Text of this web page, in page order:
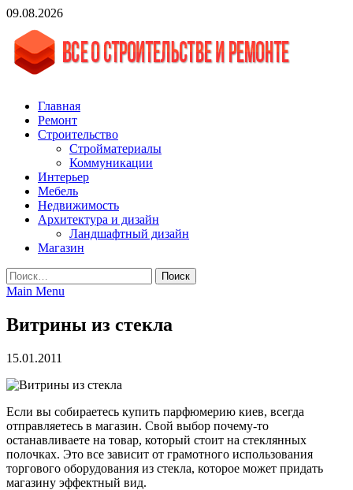
Skip
content
09.08.2026
vgasa.ru
Строительный журнал. Всё о строительстве и ремонтах
Главная
Ремонт
Строительство
Стройматериалы
Коммуникации
Интерьер
Мебель
Недвижимость
Архитектура и дизайн
Ландшафтный дизайн
Магазин
Найти:
Main Menu
Витрины из стекла
15.01.2011
Если вы собираетесь купить парфюмерию киев, всегда
отправляетесь в магазин. Свой выбор почему-то
останавливаете на товар, который стоит на стеклянных
полочках. Это все зависит от грамотного использования
торгового оборудования из стекла, которое может придать
магазину эффектный вид.